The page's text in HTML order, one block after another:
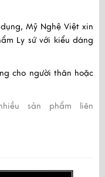
Mỹ Nghệ Việt xin
Ly sứ với kiểu dáng
cho người thân hoặc
sản phẩm liên